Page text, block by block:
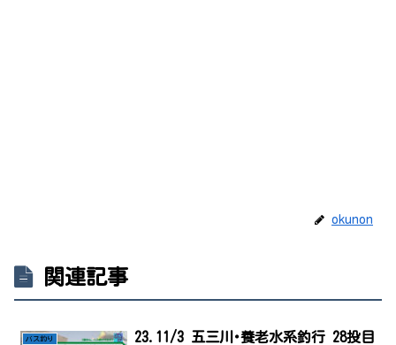
okunon
関連記事
バス釣り 23.11/3 五三川･養老水系釣行 28投目